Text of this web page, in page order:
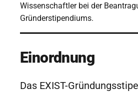
Wissenschaftler bei der
Gründerstipendiums.
Einordnung
Das EXIST-